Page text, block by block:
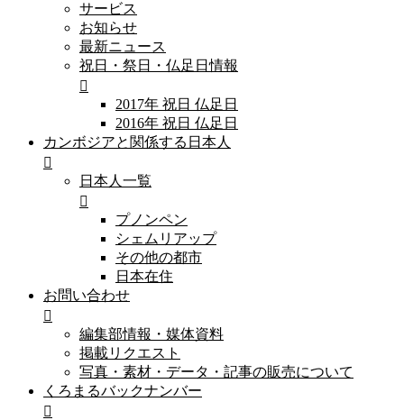
サービス
お知らせ
最新ニュース
祝日・祭日・仏足日情報
2017年 祝日 仏足日
2016年 祝日 仏足日
カンボジアと関係する日本人
日本人一覧
プノンペン
シェムリアップ
その他の都市
日本在住
お問い合わせ
編集部情報・媒体資料
掲載リクエスト
写真・素材・データ・記事の販売について
くろまるバックナンバー